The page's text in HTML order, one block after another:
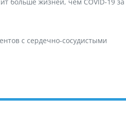
с сердечно-сосудистыми